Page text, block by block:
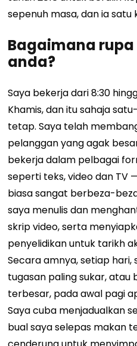
sepenuh masa, dan ia satu
Bagaimana
anda?
Saya bekerja dari 8:30
Khamis, dan itu sahaja
tetap. Saya telah
pelanggan yang agak
bekerja dalam pelbagai
seperti teks, video dan TV
biasa sangat berbeza-
saya menulis dan
skrip video, serta
penyelidikan untuk tarikh
Secara amnya, setiap hari,
tugasan paling sukar, atau
terbesar, pada awal pagi
Saya cuba menjadualkan
bual saya selepas makan